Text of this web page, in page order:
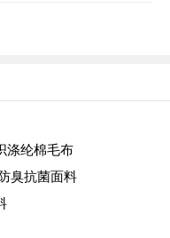
涤纶棉毛布
臭抗菌面料